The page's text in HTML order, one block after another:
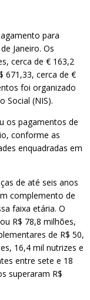
para
Janeiro. Os
cerca de € 163,2
671,33, cerca de €
foi organizado
Social (NIS).
os pagamentos de
conforme as
enquadradas em
de até seis anos
complemento de
faixa etária. O
R$ 78,8 milhões,
de R$ 50,
16,4 mil nutrizes e
entre sete e 18
superaram R$